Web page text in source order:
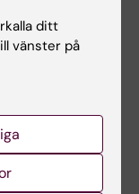
ditt
vänster på